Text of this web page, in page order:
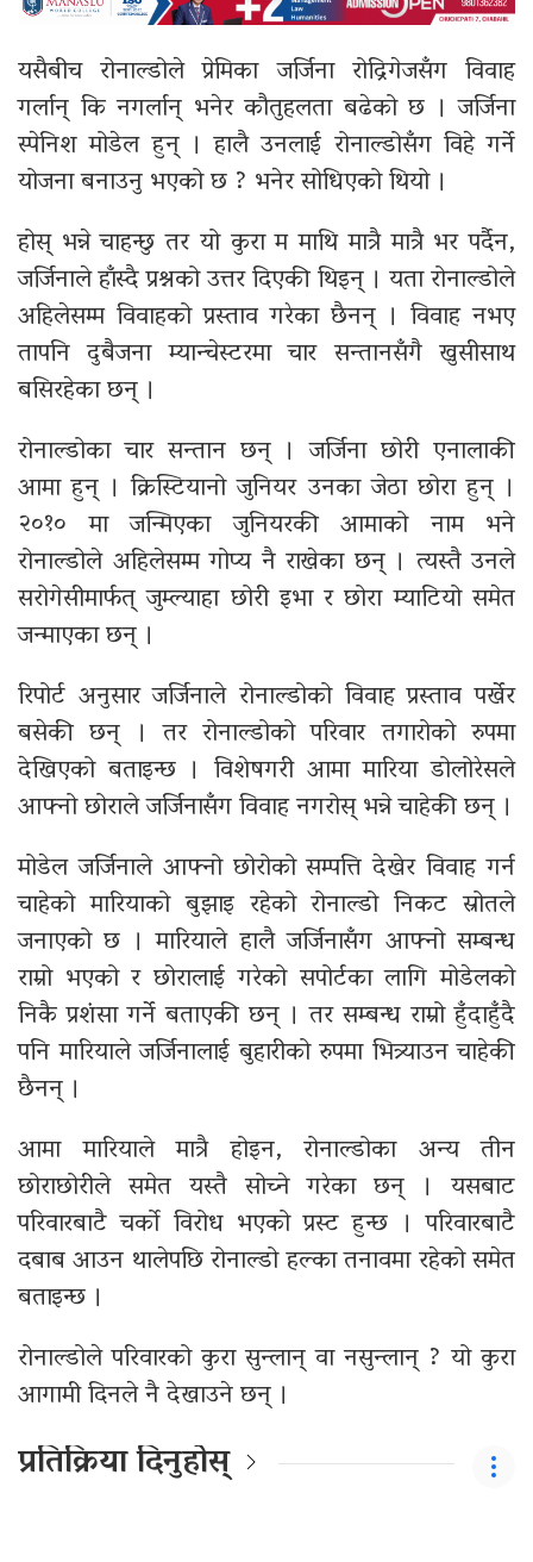
यसैबीच रोनाल्डोले प्रेमिका जर्जिना रोद्रिगेजसँग विवाह
गर्लान् कि नगर्लान् भनेर कौतुहलता बढेको छ । जर्जिना
स्पेनिश मोडेल हुन् । हालै उनलाई रोनाल्डोसँग विहे गर्ने
योजना बनाउनु भएको छ ? भनेर सोधिएको थियो ।
होस् भन्ने चाहन्छु तर यो कुरा म माथि मात्रै मात्रै भर पर्दैन,
जर्जिनाले हाँस्दै प्रश्नको उत्तर दिएकी थिइन् । यता रोनाल्डोले
अहिलेसम्म विवाहको प्रस्ताव गरेका छैनन् । विवाह नभए
तापनि दुबैजना म्यान्चेस्टरमा चार सन्तानसँगै खुसीसाथ
बसिरहेका छन् ।
रोनाल्डोका चार सन्तान छन् । जर्जिना छोरी एनालाकी
आमा हुन् । क्रिस्टियानो जुनियर उनका जेठा छोरा हुन् ।
२०१० मा जन्मिएका जुनियरकी आमाको नाम भने
रोनाल्डोले अहिलेसम्म गोप्य नै राखेका छन् । त्यस्तै उनले
सरोगेसीमार्फत् जुम्ल्याहा छोरी इभा र छोरा म्याटियो समेत
जन्माएका छन् ।
रिपोर्ट अनुसार जर्जिनाले रोनाल्डोको विवाह प्रस्ताव पर्खेर
बसेकी छन् । तर रोनाल्डोको परिवार तगारोको रुपमा
देखिएको बताइन्छ । विशेषगरी आमा मारिया डोलोरेसले
आफ्नो छोराले जर्जिनासँग विवाह नगरोस् भन्ने चाहेकी छन् ।
मोडेल जर्जिनाले आफ्नो छोरोको सम्पत्ति देखेर विवाह गर्न
चाहेको मारियाको बुझाइ रहेको रोनाल्डो निकट स्रोतले
जनाएको छ । मारियाले हालै जर्जिनासँग आफ्नो सम्बन्ध
राम्रो भएको र छोरालाई गरेको सपोर्टका लागि मोडेलको
निकै प्रशंसा गर्ने बताएकी छन् । तर सम्बन्ध राम्रो हुँदाहुँदै
पनि मारियाले जर्जिनालाई बुहारीको रुपमा भित्र्याउन चाहेकी
छैनन् ।
आमा मारियाले मात्रै होइन, रोनाल्डोका अन्य तीन
छोराछोरीले समेत यस्तै सोच्ने गरेका छन् । यसबाट
परिवारबाटै चर्को विरोध भएको प्रस्ट हुन्छ । परिवारबाटै
दबाब आउन थालेपछि रोनाल्डो हल्का तनावमा रहेको समेत
बताइन्छ ।
रोनाल्डोले परिवारको कुरा सुन्लान् वा नसुन्लान् ? यो कुरा
आगामी दिनले नै देखाउने छन् ।
प्रतिक्रिया दिनुहोस्